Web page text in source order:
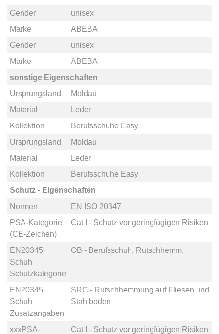
Gender
unisex
Marke
ABEBA
Gender
unisex
Marke
ABEBA
sonstige Eigenschaften
Ursprungsland
Moldau
Material
Leder
Kollektion
Berufsschuhe Easy
Ursprungsland
Moldau
Material
Leder
Kollektion
Berufsschuhe Easy
Schutz - Eigenschaften
Normen
EN ISO 20347
PSA-Kategorie
(CE-Zeichen)
Cat I - Schutz vor geringfügigen Risiken
EN20345
Schuh
Schutzkategorie
OB - Berufsschuh, Rutschhemm.
EN20345
Schuh
Zusatzangaben
SRC - Rutschhemmung auf Fliesen und
Stahlboden
xxxPSA-
Cat I - Schutz vor geringfügigen Risiken